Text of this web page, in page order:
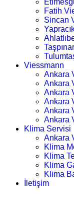
Fatih
Sincan
Viessmann
Ankara
Ankara
Ankara
Ankara
Ankara
Ankara
Klima Servisi
Ankara
Klima
Klima
Klima
Klima
İletişim